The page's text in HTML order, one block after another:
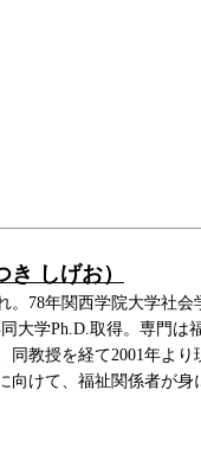
しげお）
。78年関西学院大学社
大学Ph.D.取得。専門
同教授を経て2001年よ
向けて、福祉関係者が身